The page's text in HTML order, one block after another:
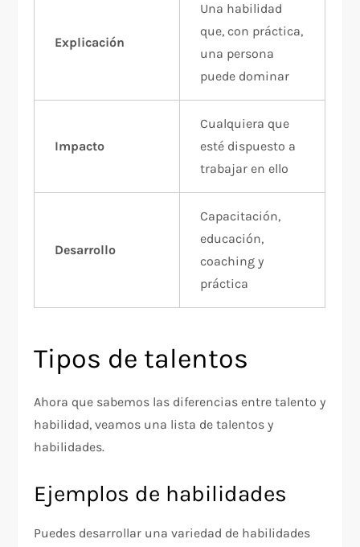
Explicación
Una habilidad
que, con práctica,
una persona
puede dominar
Impacto
Cualquiera que
esté dispuesto a
trabajar en ello
Desarrollo
Capacitación,
educación,
coaching y
práctica
Tipos de talentos
Ahora que sabemos las diferencias entre talento y
habilidad, veamos una lista de talentos y
habilidades.
Ejemplos de habilidades
Puedes desarrollar una variedad de habilidades